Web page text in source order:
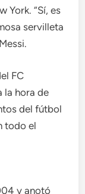
York. “Sí, es
servilleta
FC
la hora de
del fútbol
todo el
y anotó